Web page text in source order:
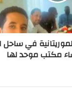
في ساحل
مكتب موحد لها